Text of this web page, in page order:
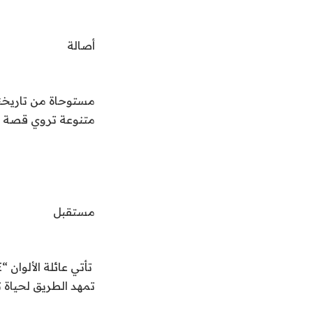
أصالة
متنوعة تروي قصة
مستقبل
تمهد الطريق لحياة